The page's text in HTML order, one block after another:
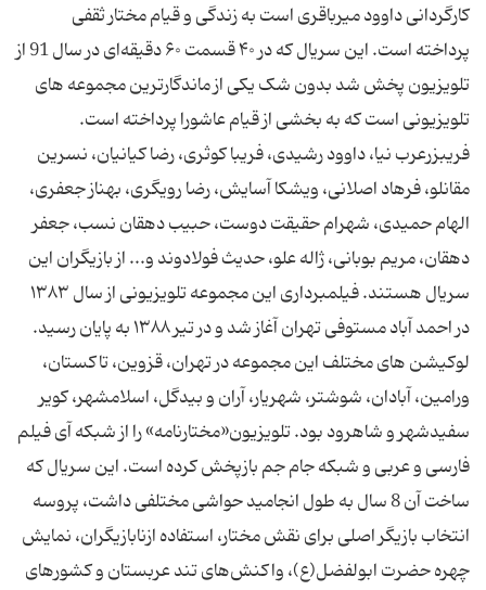
کارگردانی داوود میرباقری است به زندگی و قیام مختار ثقفی
پرداخته است. این سریال که در ۴۰ قسمت ۶۰ دقیقه‌ای در سال 91 از
تلویزیون پخش شد بدون شک یکی از ماندگارترین مجموعه های
تلویزیونی است که به بخشی از قیام عاشورا پرداخته است.
فریبزرعرب نیا، داوود رشیدی، فریبا کوثری، رضا کیانیان، نسرین
مقانلو، فرهاد اصلانی، ویشکا آسایش، رضا رویگری، بهناز جعفری،
الهام حمیدی، شهرام حقیقت دوست، حبیب دهقان نسب، جعفر
دهقان، مریم بوبانی، ژاله علو، حدیث فولادوند و... از بازیگران این
سریال هستند. فیلمبرداری این مجموعه تلویزیونی از سال ۱۳۸۳
در احمد آباد مستوفی تهران آغاز شد و در تیر ۱۳۸۸ به پایان رسید.
لوکیشن های مختلف این مجموعه در تهران، قزوین، تاکستان،
ورامین، آبادان، شوشتر، شهریار، آران و بیدگل، اسلامشهر، کویر
سفیدشهر و شاهرود بود. تلویزیون«مختارنامه» را از شبکه آی فیلم
فارسی و عربی و شبکه جام جم بازپخش کرده است. این سریال که
ساخت آن 8 سال به طول انجامید حواشی مختلفی داشت، پروسه
انتخاب بازیگر اصلی برای نقش مختار، استفاده ازنابازیگران، نمایش
چهره حضرت ابولفضل(ع)، واکنش‌های تند عربستان و کشورهای